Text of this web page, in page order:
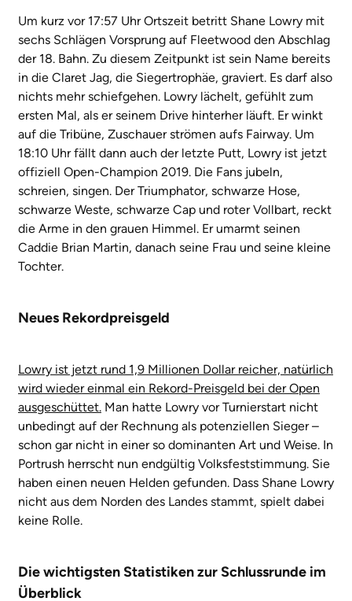
Um kurz vor 17:57 Uhr Ortszeit betritt Shane Lowry mit
sechs Schlägen Vorsprung auf Fleetwood den Abschlag
der 18. Bahn. Zu diesem Zeitpunkt ist sein Name bereits
in die Claret Jag, die Siegertrophäe, graviert. Es darf also
nichts mehr schiefgehen. Lowry lächelt, gefühlt zum
ersten Mal, als er seinem Drive hinterher läuft. Er winkt
auf die Tribüne, Zuschauer strömen aufs Fairway. Um
18:10 Uhr fällt dann auch der letzte Putt, Lowry ist jetzt
offiziell Open-Champion 2019. Die Fans jubeln,
schreien, singen. Der Triumphator, schwarze Hose,
schwarze Weste, schwarze Cap und roter Vollbart, reckt
die Arme in den grauen Himmel. Er umarmt seinen
Caddie Brian Martin, danach seine Frau und seine kleine
Tochter.
Neues Rekordpreisgeld
Lowry ist jetzt rund 1,9 Millionen Dollar reicher, natürlich
wird wieder einmal ein Rekord-Preisgeld bei der Open
ausgeschüttet. Man hatte Lowry vor Turnierstart nicht
unbedingt auf der Rechnung als potenziellen Sieger –
schon gar nicht in einer so dominanten Art und Weise. In
Portrush herrscht nun endgültig Volksfeststimmung. Sie
haben einen neuen Helden gefunden. Dass Shane Lowry
nicht aus dem Norden des Landes stammt, spielt dabei
keine Rolle.
Die wichtigsten Statistiken zur Schlussrunde im
Überblick